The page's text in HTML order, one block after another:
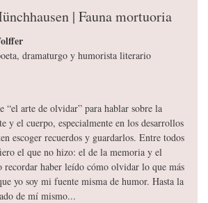
| Fauna mortuoria
dramaturgo y humorista literario
“el arte de olvidar” para hablar sobre la
y el cuerpo, especialmente en los desarrollos
escoger recuerdos y guardarlos. Entre todos
el que no hizo: el de la memoria y el
recordar haber leído cómo olvidar lo que más
yo soy mi fuente misma de humor. Hasta la
de mí mismo...